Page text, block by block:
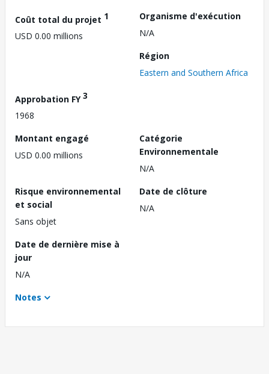
Coût total du projet 1
USD 0.00 millions
Organisme d'exécution
N/A
Région
Eastern and Southern Africa
Approbation FY3
1968
Montant engagé
USD 0.00 millions
Catégorie
Environnementale
N/A
Risque environnemental
et social
Sans objet
Date de clôture
N/A
Date de dernière mise à
jour
N/A
Notes